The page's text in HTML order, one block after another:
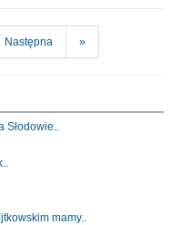
Następna »
Słodowie..
mamy..